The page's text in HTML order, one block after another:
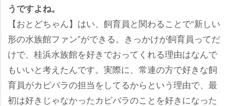
うですよね。
【おとどちゃん】はい、飼育員と関わることで“新しい
形の水族館ファン”ができる。きっかけが飼育員ってだ
けで、桂浜水族館を好きでおってくれる理由はなんで
もいいと考えたんです。実際に、常連の方で好きな飼
育員がカピバラの担当をしてるからという理由で、最
初は好きじゃなかったカピバラのことを好きになった